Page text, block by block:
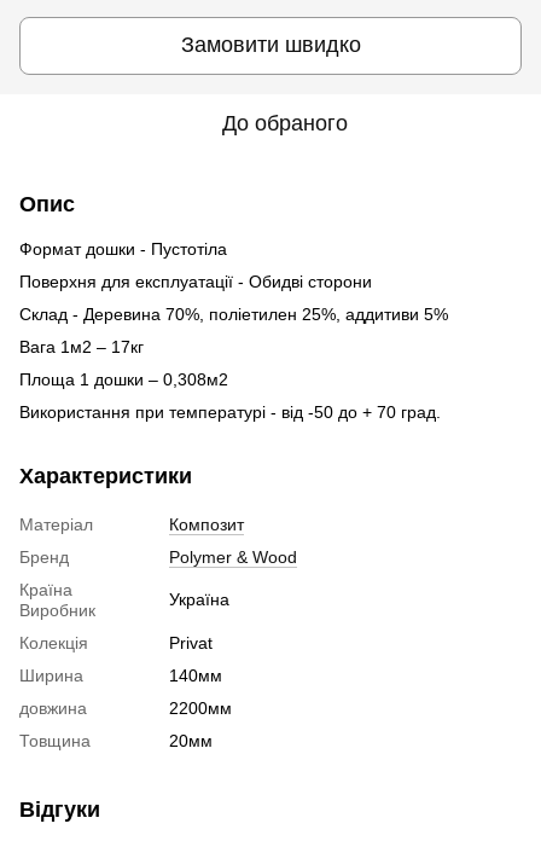
Замовити швидко
До обраного
Опис
Формат дошки - Пустотіла
Поверхня для експлуатації - Обидві сторони
Склад - Деревина 70%, поліетилен 25%, аддитиви 5%
Вага 1м2 – 17кг
Площа 1 дошки – 0,308м2
Використання при температурі - від -50 до + 70 град.
Характеристики
Матеріал
Композит
Бренд
Polymer & Wood
Країна
Виробник
Україна
Колекція
Privat
Ширина
140мм
довжина
2200мм
Товщина
20мм
Відгуки